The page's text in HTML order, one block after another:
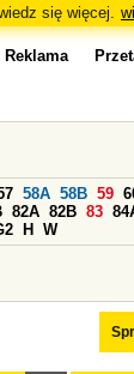
się więcej.
Reklama
58A 58B 59
82A 82B 83
H W